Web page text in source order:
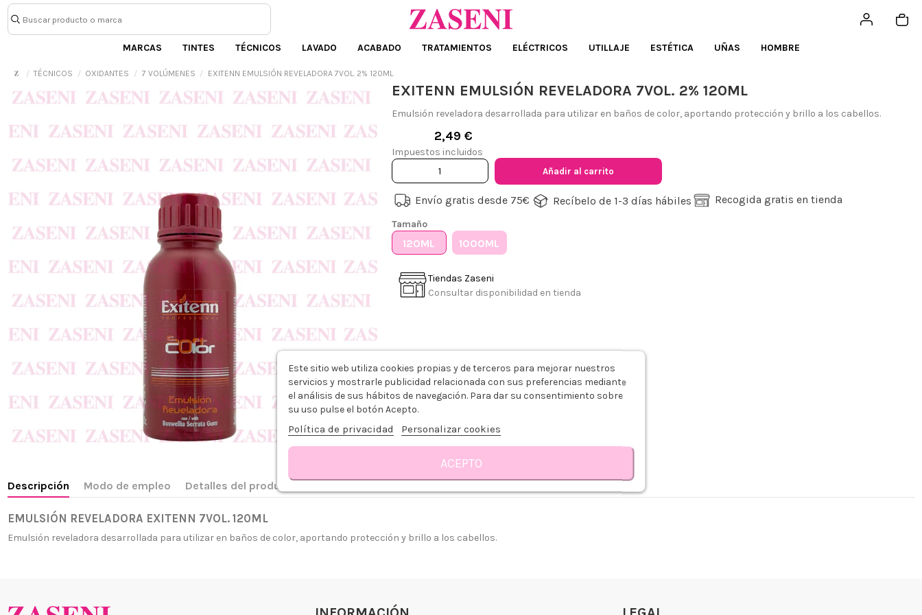
MARCAS TINTES TÉCNICOS LAVADO ACABADO TRATAMIENTOS ELÉCTRICOS UTILLAJE ESTÉTICA UÑAS HOMBRE
TÉCNICOS OXIDANTES 7 VOLÚMENES EXITENN EMULSIÓN REVELADORA 7VOL. 2% 120ML
EXITENN EMULSIÓN REVELADORA 7VOL. 2% 120ML
Emulsión reveladora desarrollada para utilizar en baños de color, aportando protección y brillo a los cabellos.
2,49 €
Impuestos incluidos
Añadir al carrito
Envío gratis desde 75€ Recíbelo de 1-3 días hábiles Recogida gratis en tienda
Tamaño
120ML 1000ML
Tiendas Zaseni
Consultar disponibilidad en tienda
Descripción Modo de empleo Detalles del producto
EMULSIÓN REVELADORA EXITENN 7VOL. 120ML
Emulsión reveladora desarrollada para utilizar en baños de color, aportando protección y brillo a los cabellos.
¿Quiénes somos?
Este sitio web utiliza cookies propias y de terceros para mejorar nuestros
servicios y mostrarle publicidad relacionada con sus preferencias mediante
el análisis de sus hábitos de navegación. Para dar su consentimiento sobre
su uso pulse el botón Acepto.
Política de privacidad Personalizar cookies
ACEPTO